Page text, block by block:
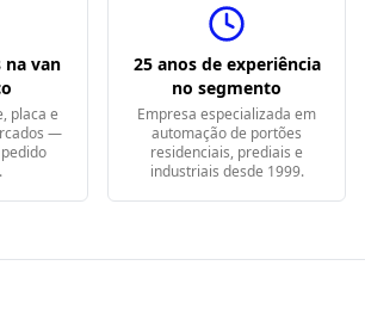
na van
placa e
—
25 anos de experiência
no segmento
Empresa especializada em
automação de portões
residenciais, prediais e
industriais desde 1999.